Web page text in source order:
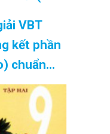
VBT
kết phần
chuẩn
2026